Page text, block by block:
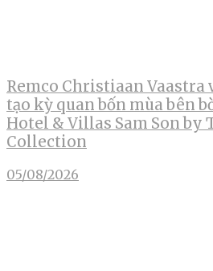
Remco Christiaan Vaastra
tạo kỳ quan bốn mùa bên
Hotel & Villas Sam Son by
Collection
05/08/2026